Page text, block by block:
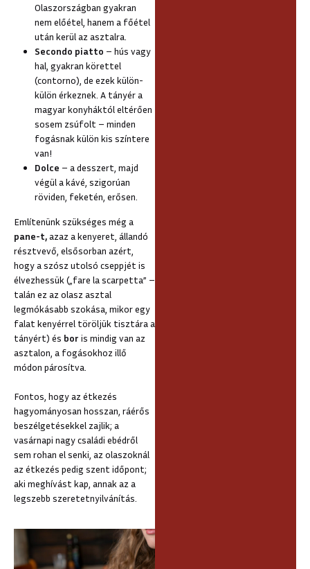
Olaszországban gyakran
nem előétel, hanem a főétel
után kerül az asztalra.
Secondo piatto – hús vagy
hal, gyakran körettel
(contorno), de ezek külön-
külön érkeznek. A tányér a
magyar konyháktól eltérően
sosem zsúfolt – minden
fogásnak külön kis színtere
van!
Dolce – a desszert, majd
végül a kávé, szigorúan
röviden, feketén, erősen.
Említenünk szükséges még a
pane-t,azaz a kenyeret, állandó
résztvevő, elsősorban azért,
hogy a szósz utolsó cseppjét is
élvezhessük („fare la scarpetta” –
talán ez az olasz asztal
legmókásabb szokása, mikor egy
falat kenyérrel töröljük tisztára a
tányért) és bor is mindig van az
asztalon, a fogásokhoz illő
módon párosítva.
Fontos, hogy az étkezés
hagyományosan hosszan, ráérős
beszélgetésekkel zajlik; a
vasárnapi nagy családi ebédről
sem rohan el senki, az olaszoknál
az étkezés pedig szent időpont;
aki meghívást kap, annak az a
legszebb szeretetnyilvánítás.